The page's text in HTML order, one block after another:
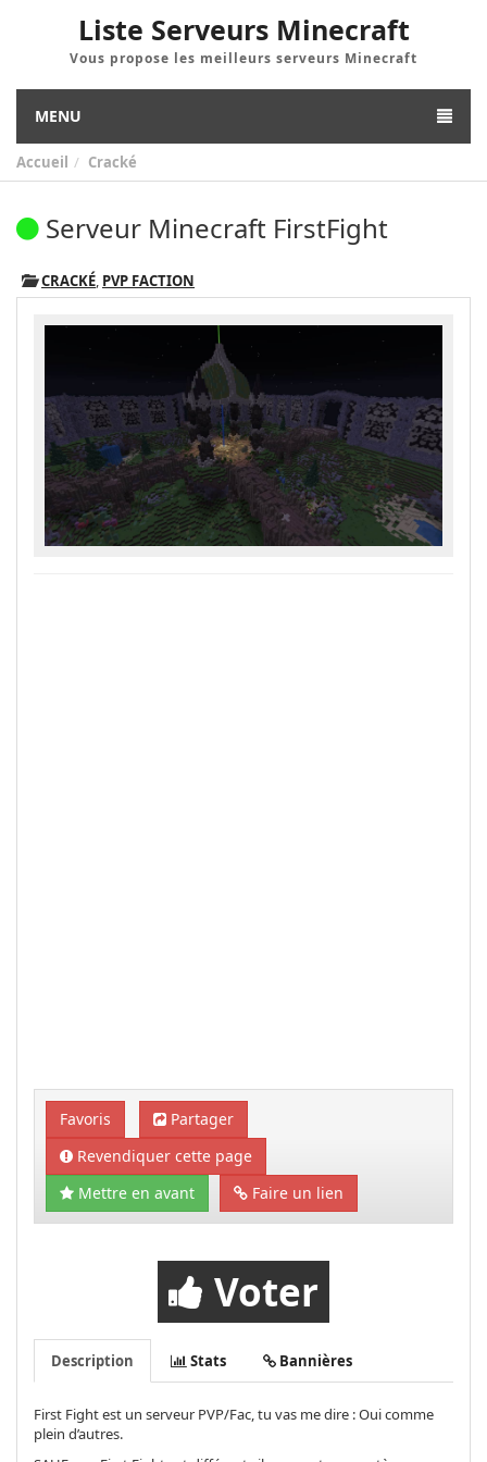
Liste Serveurs Minecraft
Vous propose les meilleurs serveurs Minecraft
MENU
Accueil Cracké
Serveur Minecraft FirstFight
CRACKÉ, PVP FACTION
Favoris
Partager
Revendiquer cette page
Mettre en avant
Faire un lien
Voter
Description Stats Bannières
First Fightest un serveur PVP/Fac, tu vas me dire :Ouicomme
plein d’autres.